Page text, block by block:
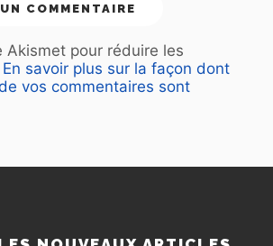
Akismet pour réduire les
En savoir plus sur la façon dont
vos commentaires sont